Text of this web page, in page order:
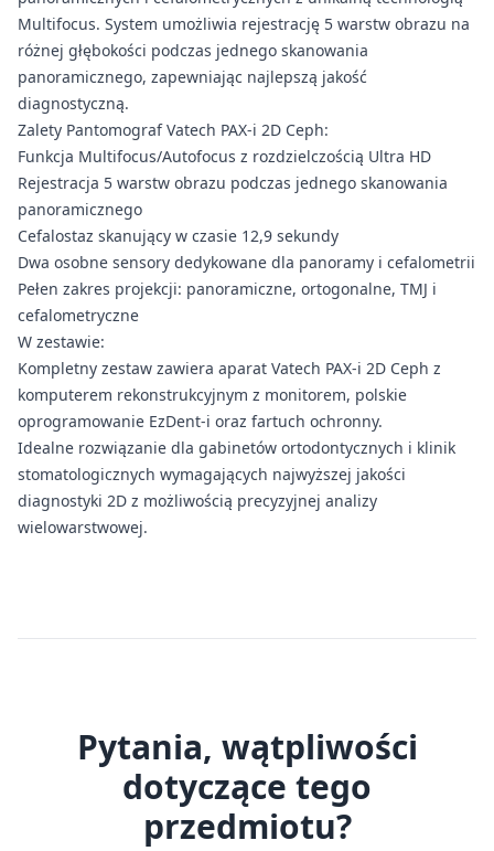
Multifocus. System umożliwia rejestrację 5 warstw obrazu na
różnej głębokości podczas jednego skanowania
panoramicznego, zapewniając najlepszą jakość
diagnostyczną.
Zalety Pantomograf Vatech PAX-i 2D Ceph:
Funkcja Multifocus/Autofocus z rozdzielczością Ultra HD
Rejestracja 5 warstw obrazu podczas jednego skanowania
panoramicznego
Cefalostaz skanujący w czasie 12,9 sekundy
Dwa osobne sensory dedykowane dla panoramy i cefalometrii
Pełen zakres projekcji: panoramiczne, ortogonalne, TMJ i
cefalometryczne
W zestawie:
Kompletny zestaw zawiera aparat Vatech PAX-i 2D Ceph z
komputerem rekonstrukcyjnym z monitorem, polskie
oprogramowanie EzDent-i oraz fartuch ochronny.
Idealne rozwiązanie dla gabinetów ortodontycznych i klinik
stomatologicznych wymagających najwyższej jakości
diagnostyki 2D z możliwością precyzyjnej analizy
wielowarstwowej.
Pytania, wątpliwości
dotyczące tego
przedmiotu?